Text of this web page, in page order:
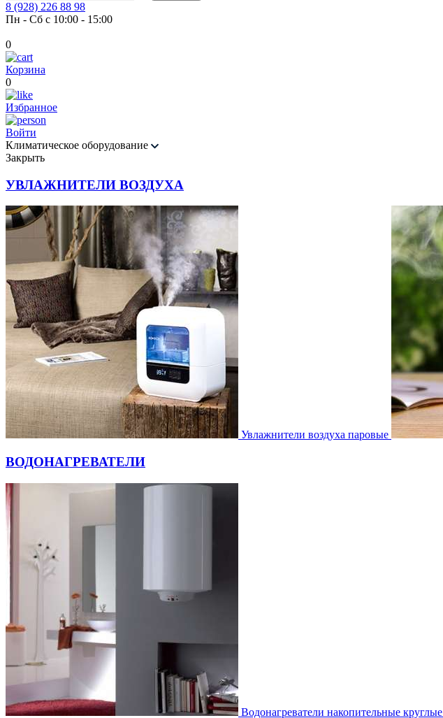
8 (928) 226 88 98
Пн - Сб с 10:00 - 15:00
0
Корзина
0
Избранное
Войти
Климатическое оборудование
Закрыть
УВЛАЖНИТЕЛИ ВОЗДУХА
Увлажнители воздуха паровые
ВОДОНАГРЕВАТЕЛИ
Водонагреватели накопительные круглые